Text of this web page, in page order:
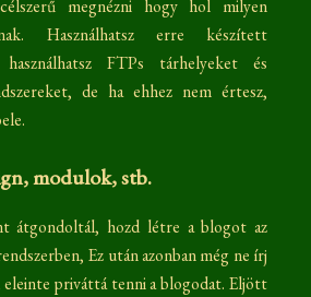
megnézni hogy hol milyen
Használhatsz erre készített
FTPs tárhelyeket és
de ha ehhez nem értesz,
modulok, stb.
átgondoltál, hozd létre a blogot az
Ez után azonban még ne írj
eleinte priváttá tenni a blogodat. Eljött